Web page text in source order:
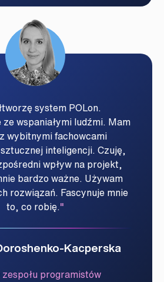
system POLon.
ze wspaniałymi ludźmi. Mam
wybitnymi fachowcami
inteligencji. Czuję,
wpływ na projekt,
bardzo ważne. Używam
rozwiązań. Fascynuje mnie
to, co robię.
Kacperska
programistów